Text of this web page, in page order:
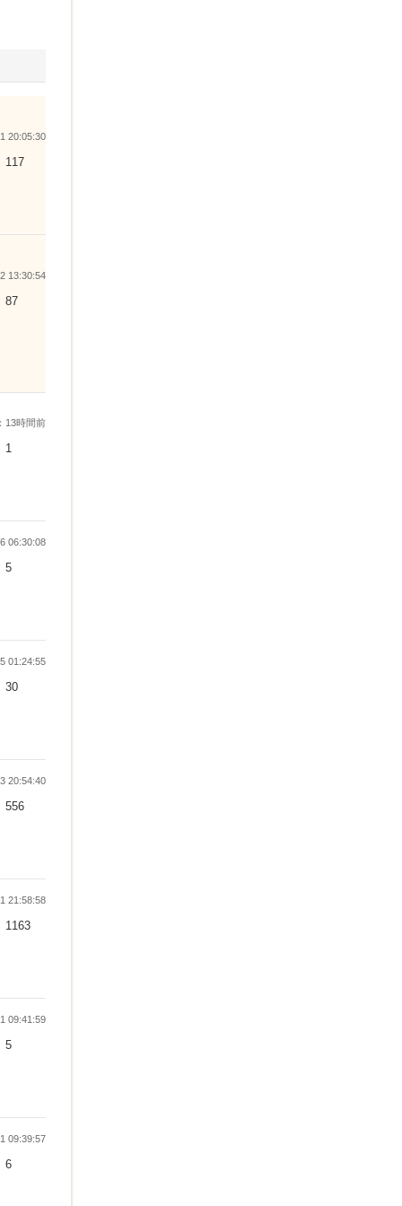
20:05:30
117
13:30:54
87
13時間前
1
06:30:08
5
01:24:55
30
20:54:40
556
21:58:58
1163
09:41:59
5
09:39:57
6